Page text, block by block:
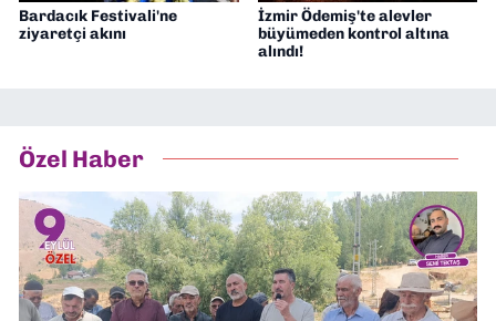
Bardacık Festivali'ne
ziyaretçi akını
İzmir Ödemiş'te alevler
büyümeden kontrol altına
alındı!
Özel Haber